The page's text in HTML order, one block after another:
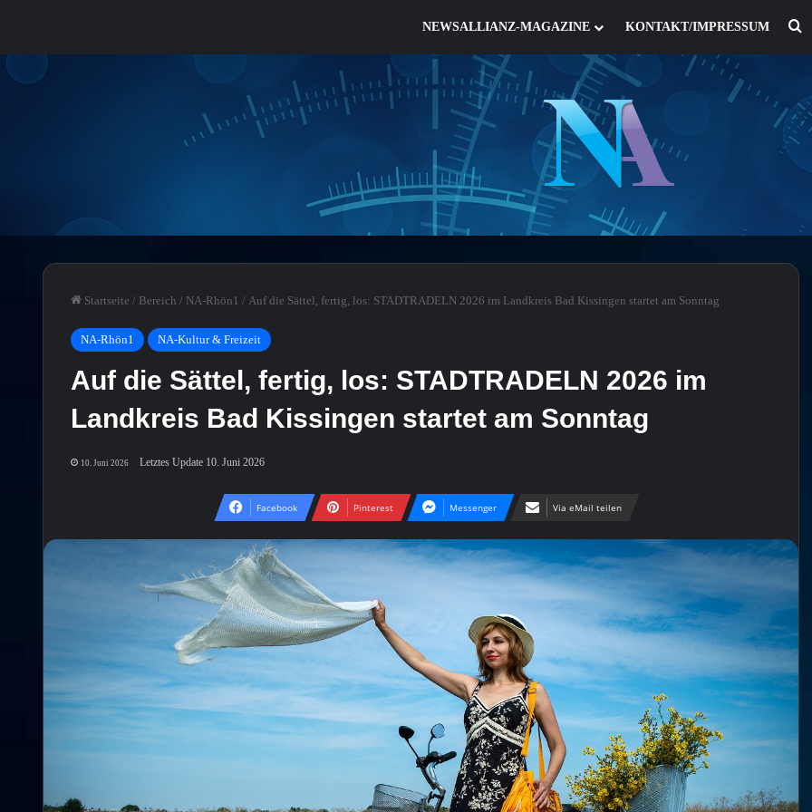
NEWSALLIANZ-MAGAZINE KONTAKT/IMPRESSUM
Startseite / Bereich / NA-Rhön1 / Auf die Sättel, fertig, los: STADTRADELN 2026 im Landkreis Bad Kissingen startet am Sonntag
NA-Rhön1 NA-Kultur & Freizeit
Auf die Sättel, fertig, los: STADTRADELN 2026 im
Landkreis Bad Kissingen startet am Sonntag
10. Juni 2026 Letztes Update 10. Juni 2026
Facebook Pinterest Messenger Via eMail teilen